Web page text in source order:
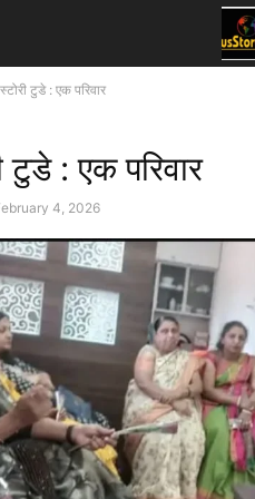
टुडे : एक परिवार
टुडे : एक परिवार
4, 2026